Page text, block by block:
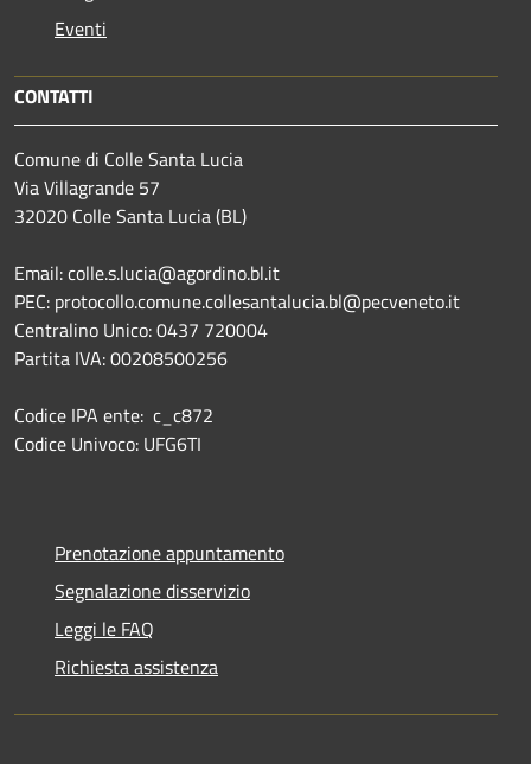
Eventi
CONTATTI
Comune di Colle Santa Lucia
Via Villagrande 57
32020 Colle Santa Lucia (BL)
Email: colle.s.lucia@agordino.bl.it
PEC: protocollo.comune.collesantalucia.bl@pecveneto.it
Centralino Unico: 0437 720004
Partita IVA: 00208500256
Codice IPA ente: c_c872
Codice Univoco: UFG6TI
Prenotazione appuntamento
Segnalazione disservizio
Leggi le FAQ
Richiesta assistenza